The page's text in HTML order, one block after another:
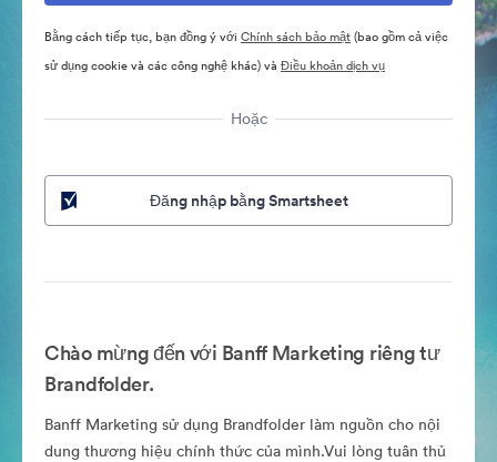
Bằng cách tiếp tục, bạn đồng ý với Chính sách bảo mật(bao gồm cả việc
sử dụng cookie và các công nghệ khác) và Điều khoản dịch vụ
Hoặc
Đăng nhập bằng Smartsheet
Chào mừng đến với Banff Marketing riêng tư
Brandfolder.
Banff Marketing sử dụng Brandfolder làm nguồn cho nội
dung thương hiệu chính thức của mình.Vui lòng tuân thủ